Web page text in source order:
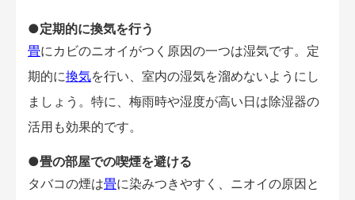
●定期的に換気を行う
畳にカビのニオイがつく原因の一つは湿気です。定
期的に換気を行い、室内の湿気を溜めないようにし
ましょう。特に、梅雨時や湿度が高い日は除湿器の
活用も効果的です。
●畳の部屋での喫煙を避ける
タバコの煙は畳に染みつきやすく、ニオイの原因と